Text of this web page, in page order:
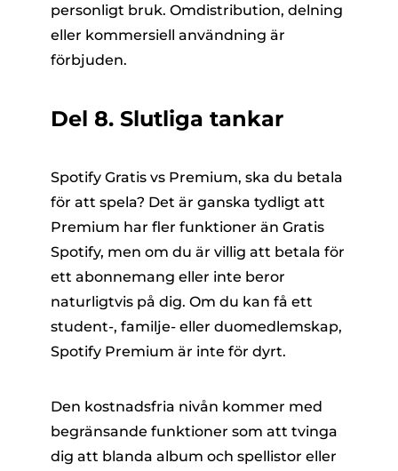
personligt bruk. Omdistribution, delning
eller kommersiell användning är
förbjuden.
Del 8. Slutliga tankar
Spotify Gratis vs Premium, ska du betala
för att spela? Det är ganska tydligt att
Premium har fler funktioner än Gratis
Spotify, men om du är villig att betala för
ett abonnemang eller inte beror
naturligtvis på dig. Om du kan få ett
student-, familje- eller duomedlemskap,
Spotify Premium är inte för dyrt.
Den kostnadsfria nivån kommer med
begränsande funktioner som att tvinga
dig att blanda album och spellistor eller